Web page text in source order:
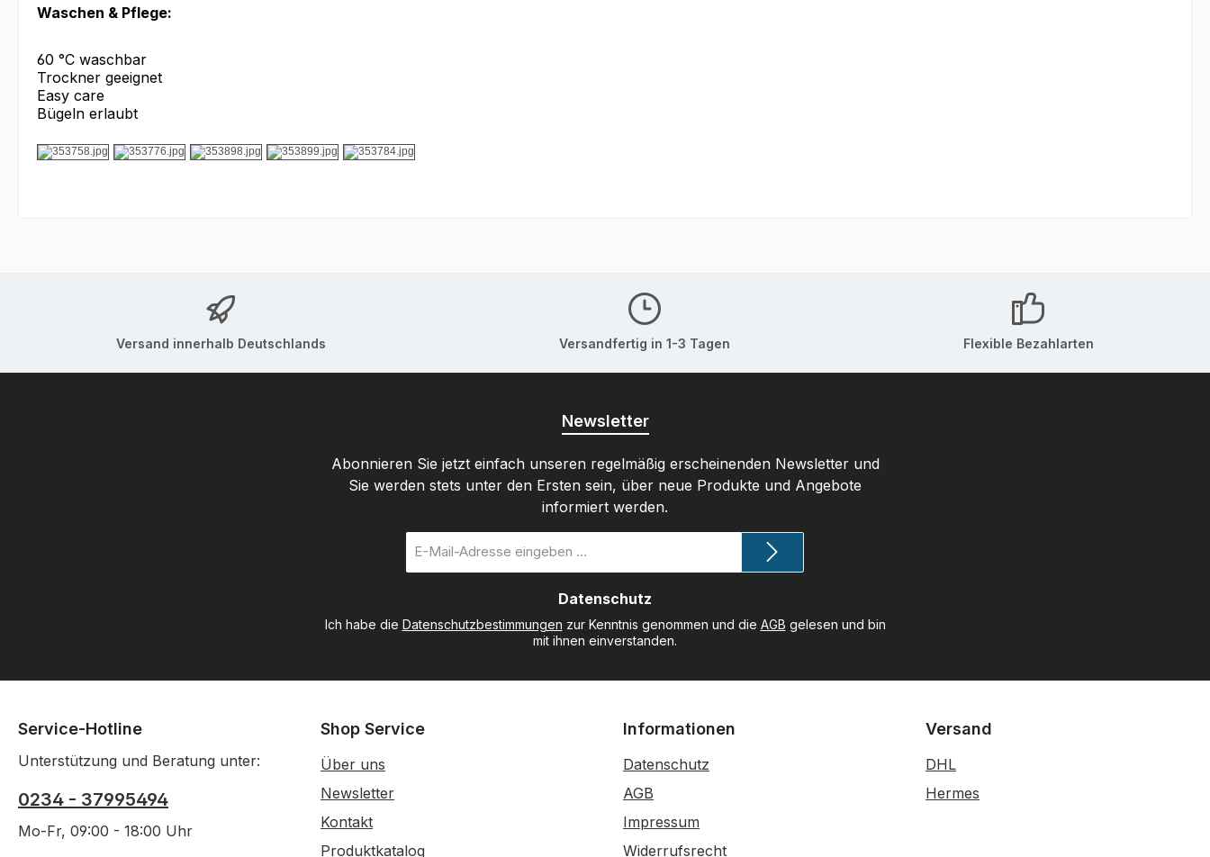
Waschen & Pflege:
60 °C waschbar
Trockner geeignet
Easy care
Bügeln erlaubt
Versand innerhalb Deutschlands Versandfertig in 1-3 Tagen Flexible Bezahlarten
Newsletter
Abonnieren Sie jetzt einfach unseren regelmäßig erscheinenden Newsletter und
Sie werden stets unter den Ersten sein, über neue Produkte und Angebote
informiert werden.
Mail-
Datenschutz
Ich habe die Datenschutzbestimmungen zur Kenntnis genommen und die AGB gelesen und bin
mit ihnen einverstanden.
Service-Hotline
Unterstützung und Beratung unter:
0234 - 37995494
Mo-Fr, 09:00 - 18:00 Uhr
Shop Service
Über uns
Newsletter
Kontakt
Produktkatalog
Informationen
Datenschutz
AGB
Impressum
Widerrufsrecht
Versand
DHL
Hermes